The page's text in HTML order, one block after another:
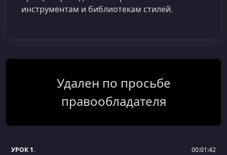
инструментам и библиотекам стилей.
Удален по просьбе
правообладателя
УРОК 1. 00:01:42